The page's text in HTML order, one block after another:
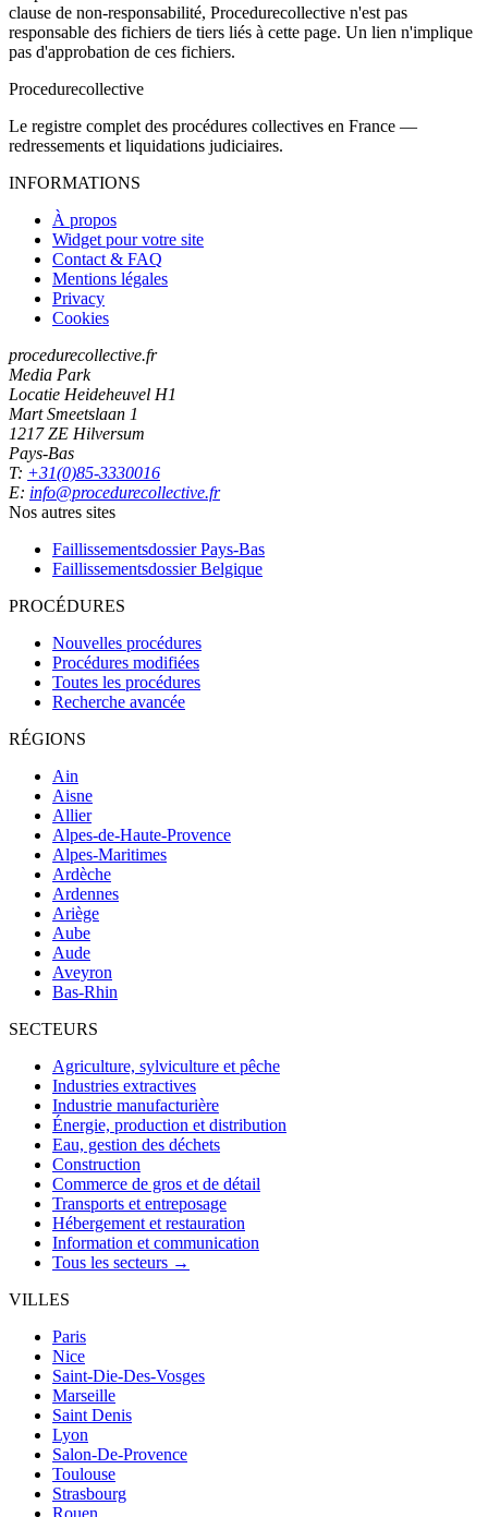
clause de non-responsabilité, Procedurecollective n'est pas
responsable des fichiers de tiers liés à cette page. Un lien n'implique
pas d'approbation de ces fichiers.
Procedurecollective
Le registre complet des procédures collectives en France —
redressements et liquidations judiciaires.
INFORMATIONS
À propos
Widget pour votre site
Contact & FAQ
Mentions légales
Privacy
Cookies
procedurecollective.fr
Media Park
Locatie Heideheuvel H1
Mart Smeetslaan 1
1217 ZE Hilversum
Pays-Bas
T: +31(0)85-3330016
E: info@procedurecollective.fr
Nos autres sites
Faillissementsdossier Pays-Bas
Faillissementsdossier Belgique
PROCÉDURES
Nouvelles procédures
Procédures modifiées
Toutes les procédures
Recherche avancée
RÉGIONS
Ain
Aisne
Allier
Alpes-de-Haute-Provence
Alpes-Maritimes
Ardèche
Ardennes
Ariège
Aube
Aude
Aveyron
Bas-Rhin
SECTEURS
Agriculture, sylviculture et pêche
Industries extractives
Industrie manufacturière
Énergie, production et distribution
Eau, gestion des déchets
Construction
Commerce de gros et de détail
Transports et entreposage
Hébergement et restauration
Information et communication
Tous les secteurs →
VILLES
Paris
Nice
Saint-Die-Des-Vosges
Marseille
Saint Denis
Lyon
Salon-De-Provence
Toulouse
Strasbourg
Rouen